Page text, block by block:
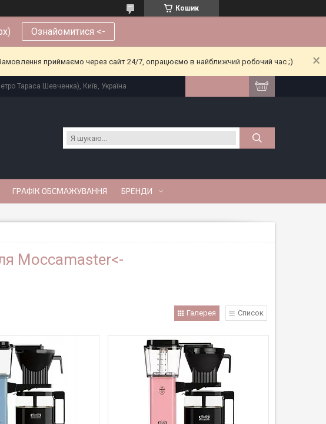
Кошик
Ознайомитися <-
приймаємо через сайт 24/7, опрацюємо в найближчий робочий час ;)
Тараса Шевченка), Київ, Україна
ГРАФІК ОБСМАЖУВАННЯ БРЕНДИ
Moccamaster<-
Галерея Список